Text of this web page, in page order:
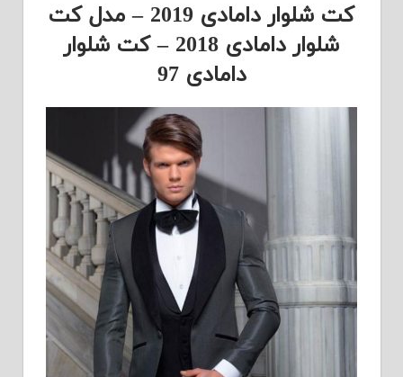
کت شلوار دامادی 2019 – مدل کت
شلوار دامادی 2018 – کت شلوار
دامادی 97